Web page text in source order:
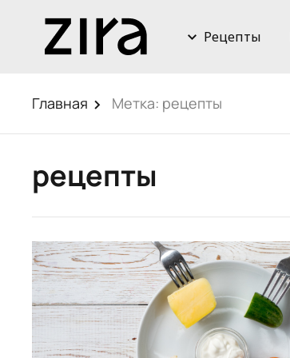
Рецепты
Главная Метка: рецепты
рецепты